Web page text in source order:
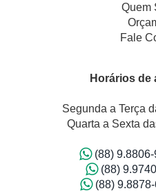
Quem
Fale
Horários de
Segunda a Terça
Quarta a Sexta
(88) 9.8806-
(88)
(88)